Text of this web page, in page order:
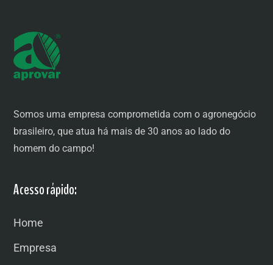
Somos uma empresa comprometida com o agronegócio
brasileiro, que atua há mais de 30 anos ao lado do
homem do campo!
Acesso rápido:
Home
Empresa